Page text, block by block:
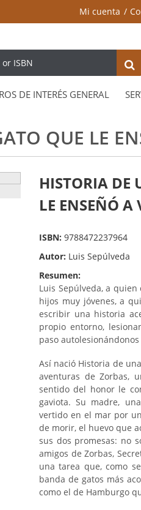
Mi cuenta
DE INTERÉS GENERAL
QUE LE
HISTORIA DE
LE ENSEÑÓ
ISBN: 9788472237964
Autor: Luis Sepúlveda
Resumen:
Luis Sepúlveda, a
hijos muy jóvenes, a
escribir una historia
propio entorno,
paso
Así nació Historia de
aventuras de Zorbas,
sentido del honor le
gaviota. Su madre,
vertido en el mar por
de morir, el huevo que
sus dos promesas: no
amigos de Zorbas,
una tarea que, como
banda de gatos más
como el de Hamburgo